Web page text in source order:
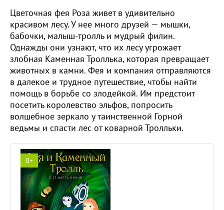
Цветочная фея Роза живет в удивительно
красивом лесу. У нее много друзей — мышки,
бабочки, малыш-тролль и мудрый филин.
Однажды они узнают, что их лесу угрожает
злобная Каменная Троллька, которая превращает
животных в камни. Фея и компания отправляются
в далекое и трудное путешествие, чтобы найти
помощь в борьбе со злодейкой. Им предстоит
посетить королевство эльфов, попросить
волшебное зеркало у таинственной Горной
ведьмы и спасти лес от коварной Тролльки.
0+